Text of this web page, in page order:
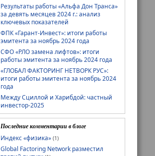
Результаты работы «Альфа Дон Транса»
за девять месяцев 2024 г.: анализ
ключевых показателей
ФПК «Гарант-Инвест»: итоги работы
эмитента за ноябрь 2024 года
СФО «РЛО замена лифтов»: итоги
работы эмитента за ноябрь 2024 года
«ГЛОБАЛ ФАКТОРИНГ НЕТВОРК РУС»:
итоги работы эмитента за ноябрь 2024
года
Между Сциллой и Харибдой: частный
инвестор-2025
Последние комментарии в блоге
Индекс «физика» (1)
Global Factoring Network разместил